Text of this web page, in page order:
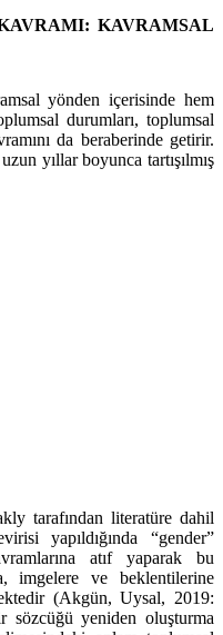
KAVRAMSAL
yönden içerisinde hem
durumları, toplumsal
da beraberinde getirir.
yıllar boyunca tartışılmış
tarafından literatüre dahil
yapıldığında “gender”
atıf yaparak bu
imgelere ve beklentilerine
(Akgün, Uysal, 2019:
sözcüğü yeniden oluşturma